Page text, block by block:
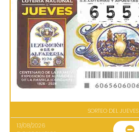
SORTEO DEL JUEVES
13/08/2026